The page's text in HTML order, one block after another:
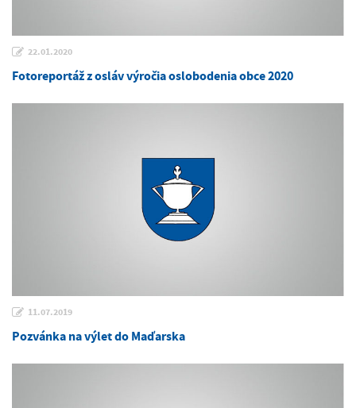
22.01.2020
Fotoreportáž z osláv výročia oslobodenia obce 2020
11.07.2019
Pozvánka na výlet do Maďarska